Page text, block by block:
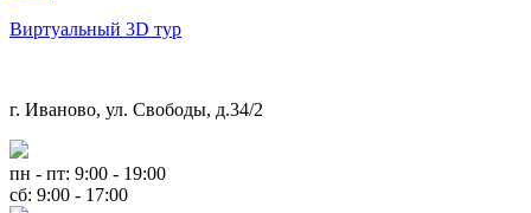
Виртуальный 3D тур
г. Иваново, ул. Свободы, д.34/2
пн - пт: 9:00 - 19:00
сб: 9:00 - 17:00